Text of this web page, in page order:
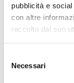
pubblicità e
con altre
raccolto dal suo
delNecessari
vostro